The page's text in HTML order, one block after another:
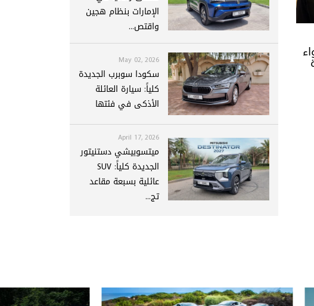
الإمارات بنظام هجين
واقتص...
May 02, 2026
سكودا سوبرب الجديدة
كلياً: سيارة العائلة
الأذكى في فئتها
April 17, 2026
ميتسوبيشي دستنيتور
الجديدة كلياً: SUV
عائلية بسبعة مقاعد
تج...